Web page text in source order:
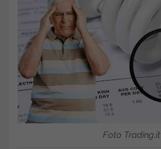
Foto Trading.it